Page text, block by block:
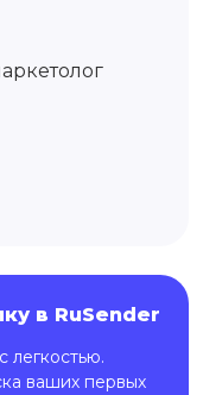
в RuSender
легкостью.
ваших первых